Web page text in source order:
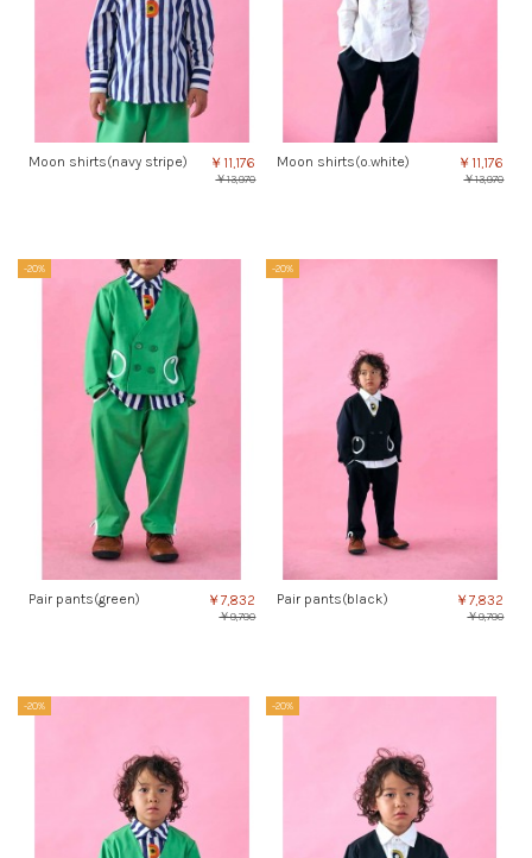
Moon shirts(navy stripe) ￥11,176
￥13,970
Moon shirts(o.white) ￥11,176
￥13,970
-20%
Pair pants(green) ￥7,832
￥9,790
-20%
Pair pants(black) ￥7,832
￥9,790
-20% -20%